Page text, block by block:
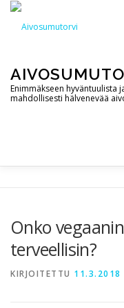
Siirry
Enimmäkseen hyväntuulista
mahdollisesti hälvenevää
PODCAST BLOGI
Onko
terveellisin?
KIRJOITETTU 11.3.2018